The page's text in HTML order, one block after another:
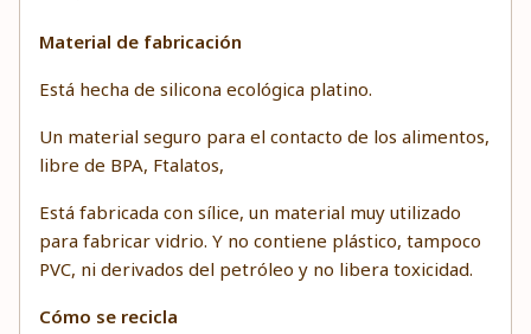
Material de fabricación
Está hecha de silicona ecológica platino.
Un material seguro para el contacto de los alimentos,
libre de BPA, Ftalatos,
Está fabricada con sílice, un material muy utilizado
para fabricar vidrio. Y no contiene plástico, tampoco
PVC, ni derivados del petróleo y no libera toxicidad.
Cómo se recicla